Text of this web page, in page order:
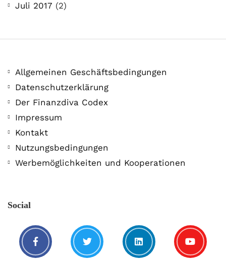
Juli 2017 (2)
Allgemeinen Geschäftsbedingungen
Datenschutzerklärung
Der Finanzdiva Codex
Impressum
Kontakt
Nutzungsbedingungen
Werbemöglichkeiten und Kooperationen
Social